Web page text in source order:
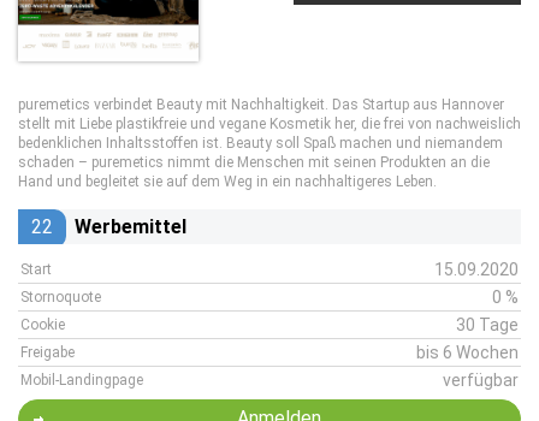
puremetics verbindet Beauty mit Nachhaltigkeit. Das Startup aus Hannover
stellt mit Liebe plastikfreie und vegane Kosmetik her, die frei von nachweislich
bedenklichen Inhaltsstoffen ist. Beauty soll Spaß machen und niemandem
schaden – puremetics nimmt die Menschen mit seinen Produkten an die
Hand und begleitet sie auf dem Weg in ein nachhaltigeres Leben.
22 Werbemittel
Start 15.09.2020
Stornoquote 0 %
Cookie 30 Tage
Freigabe bis 6 Wochen
Mobil-Landingpage verfügbar